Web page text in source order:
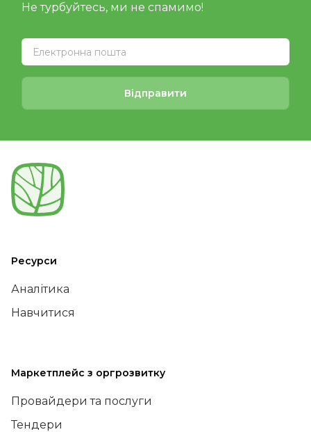
Не турбуйтесь, ми не спамимо!
Відправити
Ресурси
Аналітика
Навчитися
Маркетплейс з оргрозвитку
Провайдери та послуги
Тендери